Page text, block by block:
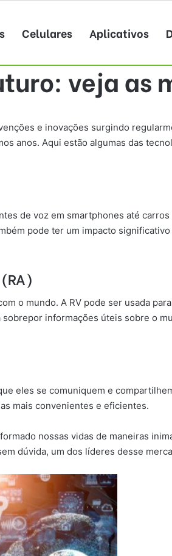
Celulares Aplicativos
veja as
e inovações surgindo
anos. Aqui estão algumas das
de voz em smartphones até
pode ter um impacto
o mundo. A RV pode ser usada
informações úteis sobre o
eles se comuniquem e
mais convenientes e eficientes.
nossas vidas de maneiras
dúvida, um dos líderes desse